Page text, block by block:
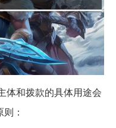
体和拨款的具体用途会
：